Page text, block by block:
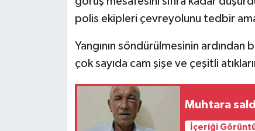
polis ekipleri çevreyolunu tedbir
Yangının söndürülmesinin
çok sayıda cam şişe ve çeşitli
Muhtara
İçeriği